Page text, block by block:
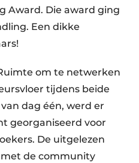
Award. Die award ging
Een dikke
om te netwerken
tijdens beide
dag één, werd er
georganiseerd voor
De uitgelezen
de community